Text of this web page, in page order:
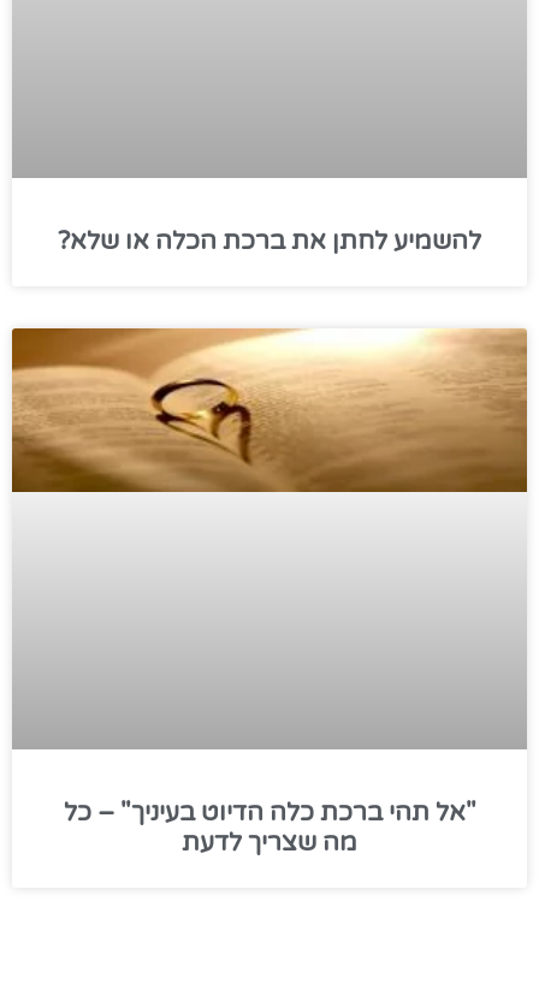
להשמיע לחתן את ברכת הכלה או שלא?
"אל תהי ברכת כלה הדיוט בעיניך" – כל
מה שצריך לדעת